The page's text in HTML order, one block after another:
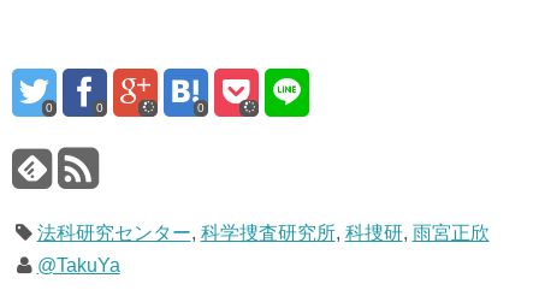
0 0 0
法科研究センター, 科学捜査研究所, 科捜研, 雨宮正欣
@TakuYa